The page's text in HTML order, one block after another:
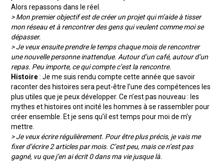
Alors repassons dans le réel.
> Mon premier objectif est de créer un projet qui m’aide à tisser
mon réseau et à rencontrer des gens qui veulent comme moi se
dépasser.
> Je veux ensuite prendre le temps chaque mois de rencontrer
une nouvelle personne inattendue. Autour d’un café, autour d’un
repas. Peu importe, ce qui compte c’est la rencontre.
Histoire: Je me suis rendu compte cette année que savoir
raconter des histoires sera peut-être l’une des compétences les
plus utiles que je peux développer. Ce n’est pas nouveau : les
mythes et histoires ont incité les hommes à se rassembler pour
créer ensemble. Et je sens qu’il est temps pour moi de m’y
mettre.
> Je veux écrire régulièrement. Pour être plus précis, je vais me
fixer d’écrire 2 articles par mois. C’est peu, mais ce n’est pas
gagné, vu que j’en ai écrit 0 dans ma vie jusque là.